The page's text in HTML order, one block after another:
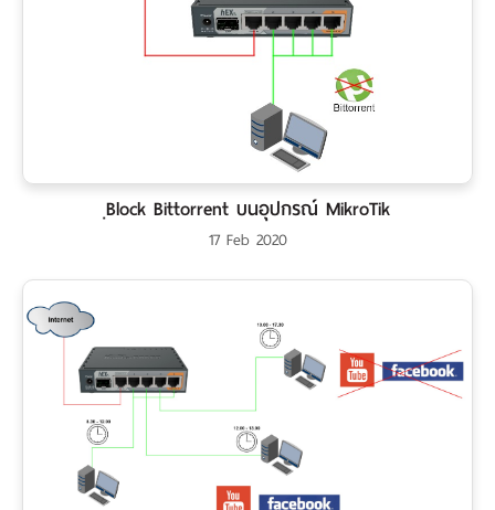
ฺBlock Bittorrent บนอุปกรณ์ MikroTik
17 Feb 2020